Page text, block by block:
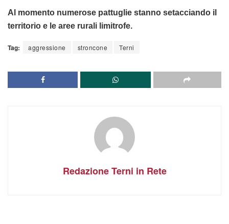
Al momento numerose pattuglie stanno setacciando il
territorio e le aree rurali limitrofe.
Tag: aggressione stroncone Terni
Redazione Terni in Rete